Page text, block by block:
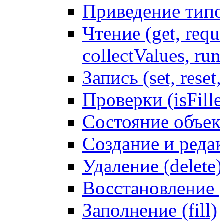
Приведение
Чтение (get,
collectValues,
Запись (set,
Проверки
Состояние
Создание и
Удаление
Заполнение (fill)